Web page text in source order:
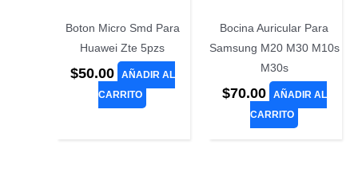
Boton Micro Smd Para
Huawei Zte 5pzs
$50.00
AÑADIR AL
CARRITO
Bocina Auricular Para
Samsung M20 M30 M10s
M30s
$70.00
AÑADIR AL
CARRITO